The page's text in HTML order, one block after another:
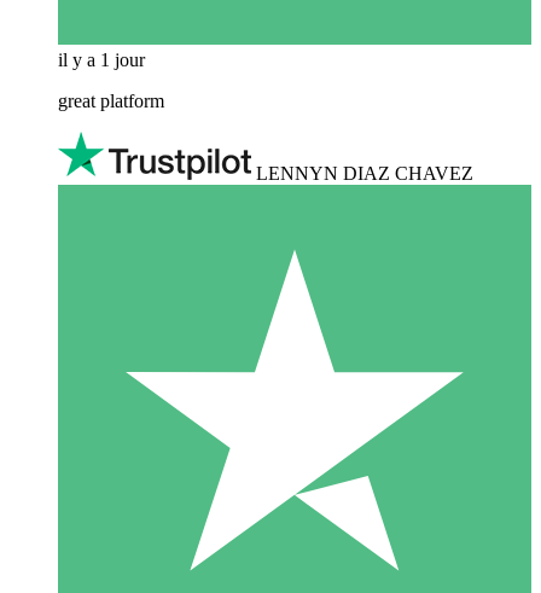
il y a 1 jour
great platform
LENNYN DIAZ CHAVEZ